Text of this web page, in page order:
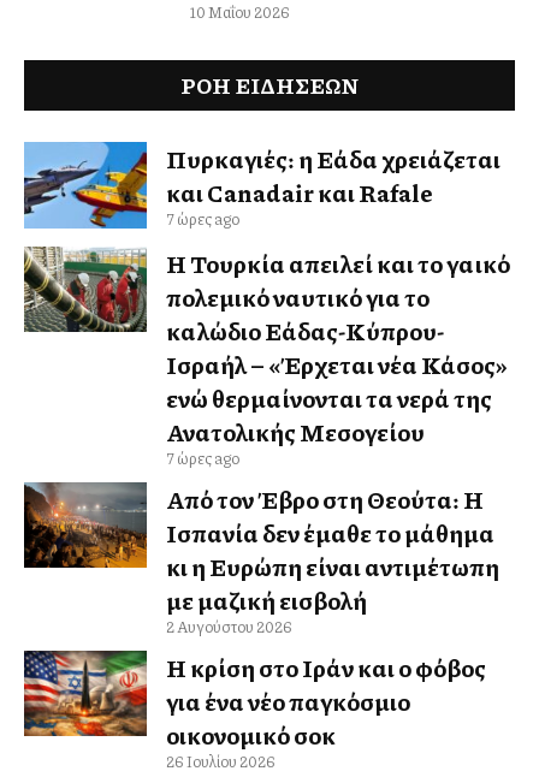
10 Μαΐου 2026
ΡΟΗ ΕΙΔΉΣΕΩΝ
Πυρκαγιές: η Ελλάδα χρειάζεται
και Canadair και Rafale
7 ώρες ago
Η Τουρκία απειλεί και το γαλλικό
πολεμικό ναυτικό για το
καλώδιο Ελλάδας-Κύπρου-
Ισραήλ – «Έρχεται νέα Κάσος»
ενώ θερμαίνονται τα νερά της
Ανατολικής Μεσογείου
7 ώρες ago
Από τον Έβρο στη Θεούτα: Η
Ισπανία δεν έμαθε το μάθημα
κι η Ευρώπη είναι αντιμέτωπη
με μαζική εισβολή
2 Αυγούστου 2026
Η κρίση στο Ιράν και ο φόβος
για ένα νέο παγκόσμιο
οικονομικό σοκ
26 Ιουλίου 2026